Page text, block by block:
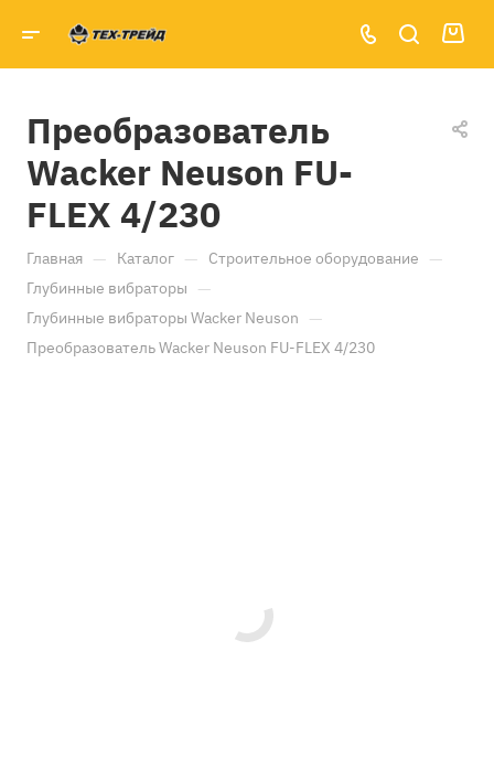
Преобразователь
Wacker Neuson FU-
FLEX 4/230
Главная — Каталог — Строительное оборудование —
Глубинные вибраторы —
Глубинные вибраторы Wacker Neuson —
Преобразователь Wacker Neuson FU-FLEX 4/230